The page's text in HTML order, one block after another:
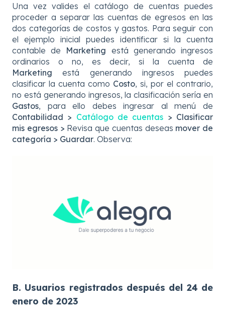
Una vez valides el catálogo de cuentas puedes
proceder a separar las cuentas de egresos en las
dos categorías de costos y gastos. Para seguir con
el ejemplo inicial puedes identificar si la cuenta
contable de Marketing está generando ingresos
ordinarios o no, es decir, si la cuenta de
Marketing está generando ingresos puedes
clasificar la cuenta como Costo, si, por el contrario,
no está generando ingresos, la clasificación sería en
Gastos, para ello debes ingresar al menú de
Contabilidad > Catálogo de cuentas > Clasificar
mis egresos > Revisa que cuentas deseas mover de
categoría > Guardar. Observa:
B. Usuarios registrados después del 24 de
enero de 2023